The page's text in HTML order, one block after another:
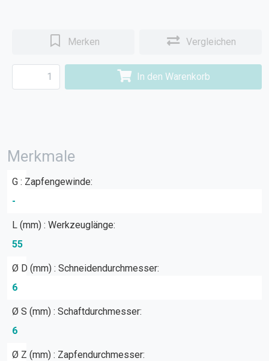
Merken Vergleichen
In den Warenkorb
Merkmale
G : Zapfengewinde:
-
L (mm) : Werkzeuglänge:
55
Ø D (mm) : Schneidendurchmesser:
6
Ø S (mm) : Schaftdurchmesser:
6
Ø Z (mm) : Zapfendurchmesser: